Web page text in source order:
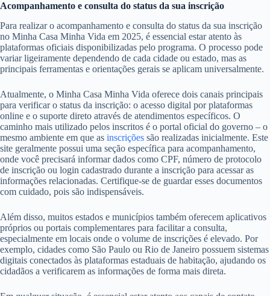
Acompanhamento e consulta do status da sua inscrição
Para realizar o acompanhamento e consulta do status da sua inscrição
no Minha Casa Minha Vida em 2025, é essencial estar atento às
plataformas oficiais disponibilizadas pelo programa. O processo pode
variar ligeiramente dependendo de cada cidade ou estado, mas as
principais ferramentas e orientações gerais se aplicam universalmente.
Atualmente, o Minha Casa Minha Vida oferece dois canais principais
para verificar o status da inscrição: o acesso digital por plataformas
online e o suporte direto através de atendimentos específicos. O
caminho mais utilizado pelos inscritos é o portal oficial do governo – o
mesmo ambiente em que as inscrições são realizadas inicialmente. Este
site geralmente possui uma seção específica para acompanhamento,
onde você precisará informar dados como CPF, número de protocolo
de inscrição ou login cadastrado durante a inscrição para acessar as
informações relacionadas. Certifique-se de guardar esses documentos
com cuidado, pois são indispensáveis.
Além disso, muitos estados e municípios também oferecem aplicativos
próprios ou portais complementares para facilitar a consulta,
especialmente em locais onde o volume de inscrições é elevado. Por
exemplo, cidades como São Paulo ou Rio de Janeiro possuem sistemas
digitais conectados às plataformas estaduais de habitação, ajudando os
cidadãos a verificarem as informações de forma mais direta.